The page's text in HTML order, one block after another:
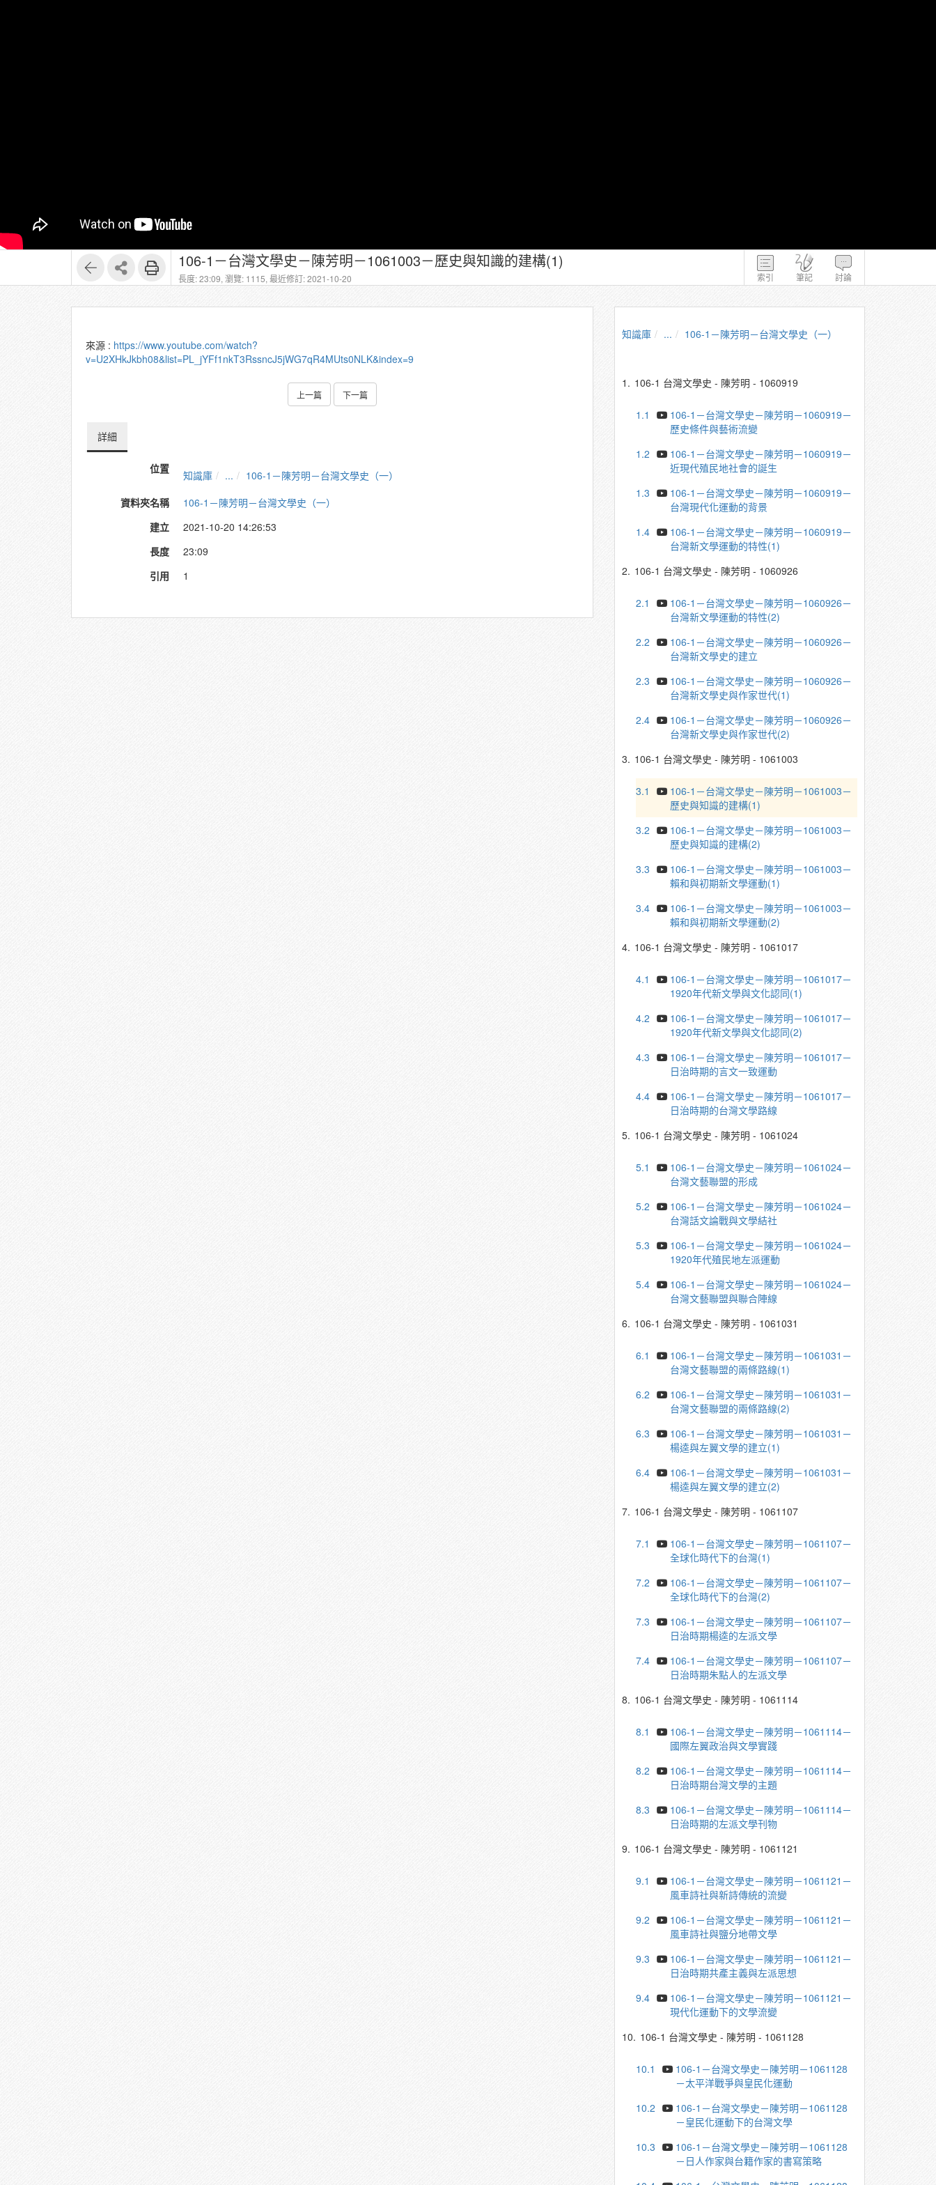
索引 筆記 討論
106-1－台灣文學史－陳芳明－1061003－歷史與知識的建構(1)
長度: 23:09, 瀏覽: 1115, 最近修訂: 2021-10-20
來源 : https://www.youtube.com/watch?
v=U2XHkJkbh08&list=PL_jYFf1nkT3RssncJ5jWG7qR4MUts0NLK&index=9
上一篇 下一篇
詳細
位置 知識庫 ...
106-1－陳芳明－台灣文學史（一）
資料夾名稱
106-1－陳芳明－台灣文學史（一）
建立
2021-10-20 14:26:53
長度
23:09
引用
1
知識庫 ... 106-1－陳芳明－台灣文學史（一）
1. 106-1 台灣文學史 - 陳芳明 - 1060919
1.1
106-1－台灣文學史－陳芳明－1060919－
歷史條件與藝術流變
1.2
106-1－台灣文學史－陳芳明－1060919－
近現代殖民地社會的誕生
1.3
106-1－台灣文學史－陳芳明－1060919－
台灣現代化運動的背景
1.4
106-1－台灣文學史－陳芳明－1060919－
台灣新文學運動的特性(1)
2. 106-1 台灣文學史 - 陳芳明 - 1060926
2.1
106-1－台灣文學史－陳芳明－1060926－
台灣新文學運動的特性(2)
2.2
106-1－台灣文學史－陳芳明－1060926－
台灣新文學史的建立
2.3
106-1－台灣文學史－陳芳明－1060926－
台灣新文學史與作家世代(1)
2.4
106-1－台灣文學史－陳芳明－1060926－
台灣新文學史與作家世代(2)
3. 106-1 台灣文學史 - 陳芳明 - 1061003
3.1
106-1－台灣文學史－陳芳明－1061003－
歷史與知識的建構(1)
3.2
106-1－台灣文學史－陳芳明－1061003－
歷史與知識的建構(2)
3.3
106-1－台灣文學史－陳芳明－1061003－
賴和與初期新文學運動(1)
3.4
106-1－台灣文學史－陳芳明－1061003－
賴和與初期新文學運動(2)
4. 106-1 台灣文學史 - 陳芳明 - 1061017
4.1
106-1－台灣文學史－陳芳明－1061017－
1920年代新文學與文化認同(1)
4.2
106-1－台灣文學史－陳芳明－1061017－
1920年代新文學與文化認同(2)
4.3
106-1－台灣文學史－陳芳明－1061017－
日治時期的言文一致運動
4.4
106-1－台灣文學史－陳芳明－1061017－
日治時期的台灣文學路線
5. 106-1 台灣文學史 - 陳芳明 - 1061024
5.1
106-1－台灣文學史－陳芳明－1061024－
台灣文藝聯盟的形成
5.2
106-1－台灣文學史－陳芳明－1061024－
台灣話文論戰與文學結社
5.3
106-1－台灣文學史－陳芳明－1061024－
1920年代殖民地左派運動
5.4
106-1－台灣文學史－陳芳明－1061024－
台灣文藝聯盟與聯合陣線
6. 106-1 台灣文學史 - 陳芳明 - 1061031
6.1
106-1－台灣文學史－陳芳明－1061031－
台灣文藝聯盟的兩條路線(1)
6.2
106-1－台灣文學史－陳芳明－1061031－
台灣文藝聯盟的兩條路線(2)
6.3
106-1－台灣文學史－陳芳明－1061031－
楊逵與左翼文學的建立(1)
6.4
106-1－台灣文學史－陳芳明－1061031－
楊逵與左翼文學的建立(2)
7. 106-1 台灣文學史 - 陳芳明 - 1061107
7.1
106-1－台灣文學史－陳芳明－1061107－
全球化時代下的台灣(1)
7.2
106-1－台灣文學史－陳芳明－1061107－
全球化時代下的台灣(2)
7.3
106-1－台灣文學史－陳芳明－1061107－
日治時期楊逵的左派文學
7.4
106-1－台灣文學史－陳芳明－1061107－
日治時期朱點人的左派文學
8. 106-1 台灣文學史 - 陳芳明 - 1061114
8.1
106-1－台灣文學史－陳芳明－1061114－
國際左翼政治與文學實踐
8.2
106-1－台灣文學史－陳芳明－1061114－
日治時期台灣文學的主題
8.3
106-1－台灣文學史－陳芳明－1061114－
日治時期的左派文學刊物
9. 106-1 台灣文學史 - 陳芳明 - 1061121
9.1
106-1－台灣文學史－陳芳明－1061121－
風車詩社與新詩傳統的流變
9.2
106-1－台灣文學史－陳芳明－1061121－
風車詩社與鹽分地帶文學
9.3
106-1－台灣文學史－陳芳明－1061121－
日治時期共產主義與左派思想
9.4
106-1－台灣文學史－陳芳明－1061121－
現代化運動下的文學流變
10. 106-1 台灣文學史 - 陳芳明 - 1061128
10.1
106-1－台灣文學史－陳芳明－1061128
－太平洋戰爭與皇民化運動
10.2
106-1－台灣文學史－陳芳明－1061128
－皇民化運動下的台灣文學
10.3
106-1－台灣文學史－陳芳明－1061128
－日人作家與台籍作家的書寫策略